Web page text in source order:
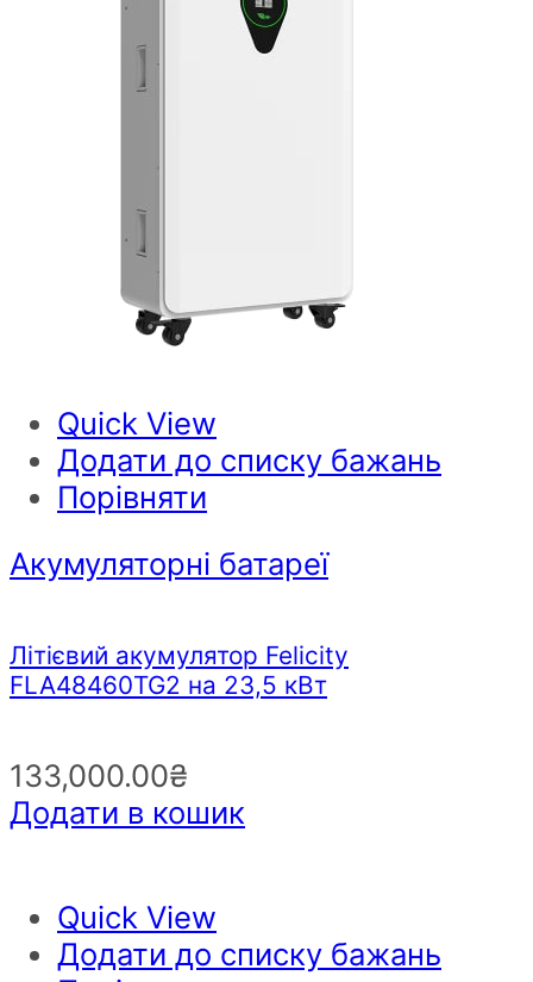
Quick View
Додати до списку бажань
Порівняти
Акумуляторні батареї
Літієвий акумулятор Felicity
FLA48460TG2 на 23,5 кВт
133,000.00₴
Додати в кошик
Quick View
Додати до списку бажань